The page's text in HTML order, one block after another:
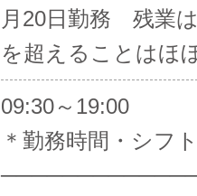
月20日勤務 残業
を超えることはほ
09:30～19:00
＊勤務時間・シフ